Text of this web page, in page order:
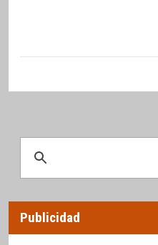
Publicidad